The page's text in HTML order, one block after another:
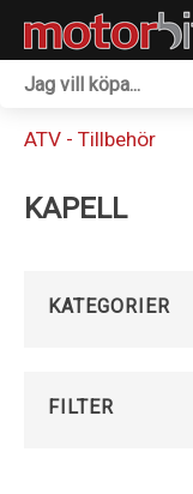
ATV - Tillbehör
KAPELL
KATEGORIER
FILTER